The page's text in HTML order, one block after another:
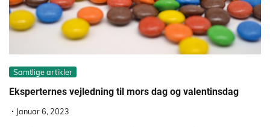
Samtlige artikler
Eksperternes vejledning til mors dag og valentinsdag
Januar 6, 2023